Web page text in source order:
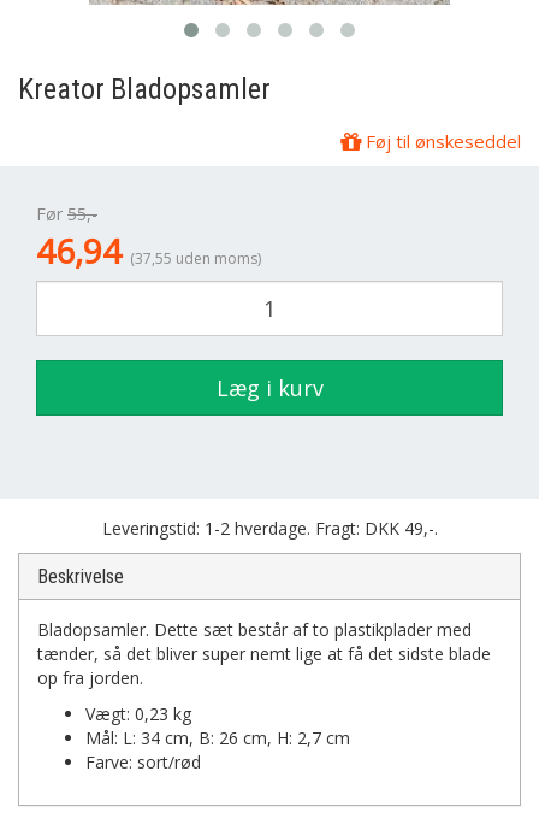
Kreator Bladopsamler
Føj til ønskeseddel
Før 55,-
46,94 (37,55 uden moms)
Læg i kurv
Leveringstid: 1-2 hverdage. Fragt: DKK 49,-.
Beskrivelse
Bladopsamler. Dette sæt består af to plastikplader med
tænder, så det bliver super nemt lige at få det sidste blade
op fra jorden.
Vægt: 0,23 kg
Mål: L: 34 cm, B: 26 cm, H: 2,7 cm
Farve: sort/rød